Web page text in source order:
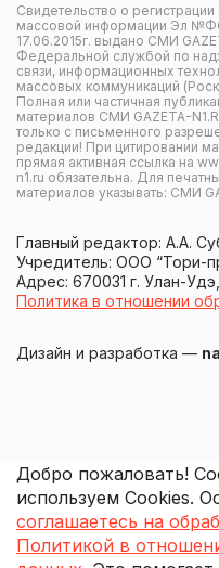
Свидетельство о регистрации
массовой информации Эл
17.06.2015г. выдано СМИ
Федеральной службой по
связи, информационных
массовых коммуникаций
Полная или частичная
материалов СМИ GAZETA-
только с письменного
редакции! При цитировании
прямая активная ссылка на
n1.ru обязательна. Для
материалов указывать: СМИ
Главный редактор: А.А.
Учредитель: ООО “Тори-
Адрес: 670031 г. Улан-
Политика в отношении
Дизайн и разработка —
Добро пожаловать!
используем Cookies.
соглашаетесь на
Политикой в